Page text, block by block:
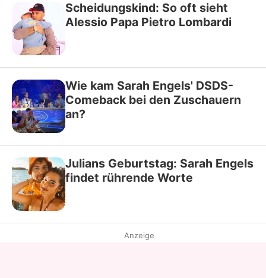
Scheidungskind: So oft sieht
Alessio Papa Pietro Lombardi
Wie kam Sarah Engels' DSDS-
Comeback bei den Zuschauern
an?
Julians Geburtstag: Sarah Engels
findet rührende Worte
Anzeige